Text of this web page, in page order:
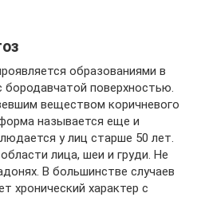
образованиями в
бородавчатой поверхностью.
веществом коричневого
называется еще и
у лиц старше 50 лет.
лица, шеи и груди. Не
В большинстве случаев
хронический характер с